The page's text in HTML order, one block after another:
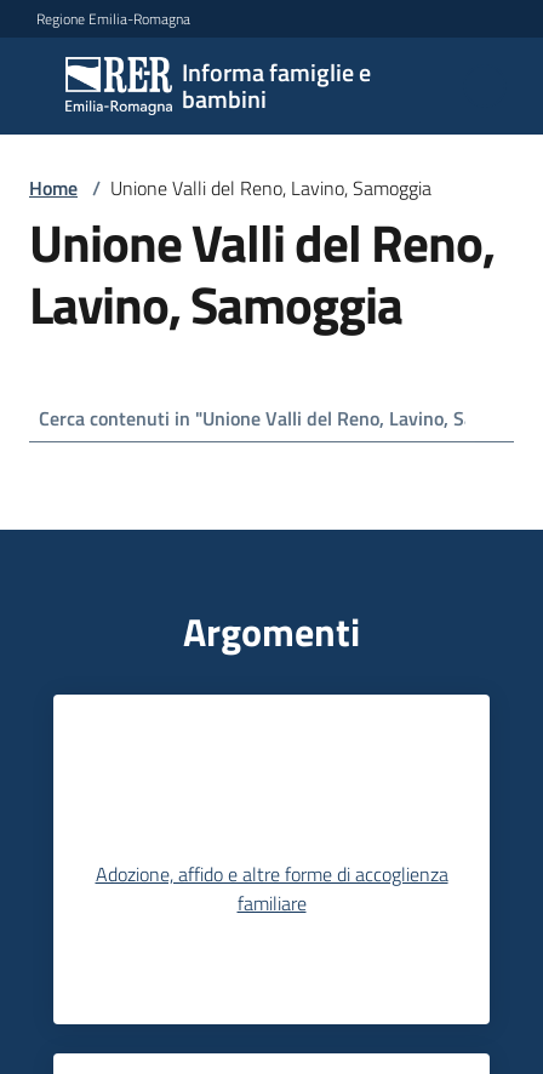
Vai al contenuto
Vai alla navigazione
Vai al footer
Regione Emilia-Romagna
Informa famiglie e
bambini
Informa
famiglie
e
bambini
Argomenti
Centri
famiglie
Home / Unione Valli del Reno, Lavino, Samoggia
Unione Valli del Reno,
Lavino, Samoggia
Argomenti
Adozione, affido e altre forme di accoglienza
familiare